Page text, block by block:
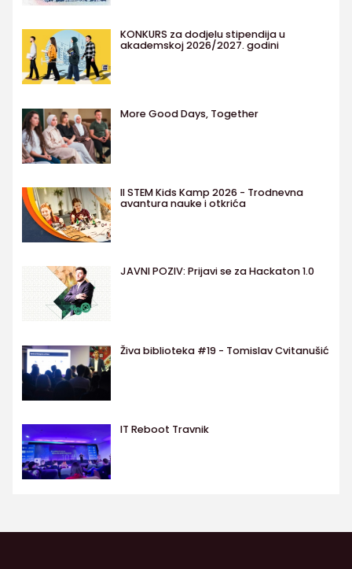
KONKURS za dodjelu stipendija u
akademskoj 2026/2027. godini
More Good Days, Together
II STEM Kids Kamp 2026 - Trodnevna
avantura nauke i otkrića
JAVNI POZIV: Prijavi se za Hackaton 1.0
Živa biblioteka #19 - Tomislav Cvitanušić
IT Reboot Travnik